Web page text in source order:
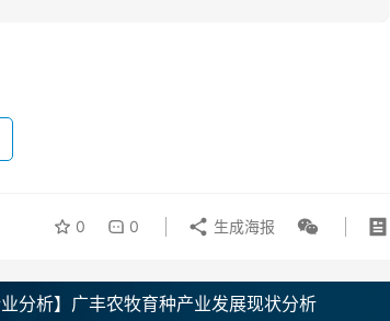
0 0 生成海报
业分析】广丰农牧育种产业发展现状分析